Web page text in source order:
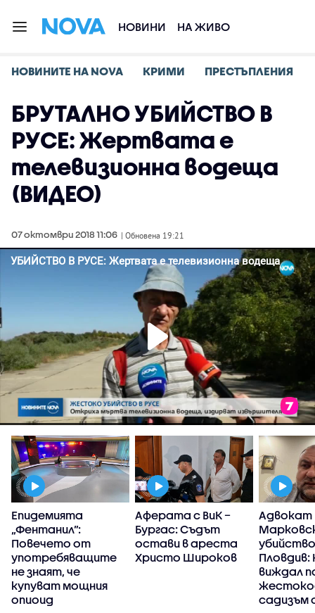
НОВИНИ НА ЖИВО
НОВИНИТЕ НА NOVA КРИМИ ПРЕСТЪПЛЕНИЯ
БРУТАЛНО УБИЙСТВО В
РУСЕ: Жертвата е
телевизионна водеща
(ВИДЕО)
07 октомври 2018 11:06 | Обновена 19:21
Епидемията
„Фентанил”:
Повечето от
употребяващите
не знаят, че
купуват мощния
опиоид
Аферата с ВиК –
Бургас: Съдът
остави в ареста
Христо Широков
Адвокат
Пловдив:
виждал
садизъм